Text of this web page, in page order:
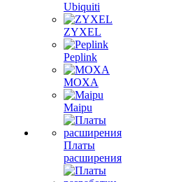
Ubiquiti
ZYXEL
Peplink
MOXA
Maipu
Платы
расширения